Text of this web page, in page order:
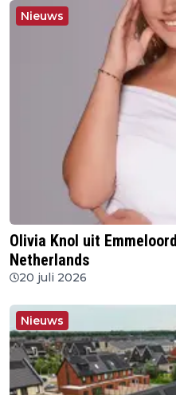
Nieuws
Olivia Knol uit
Netherlands
20 juli 2026
Nieuws